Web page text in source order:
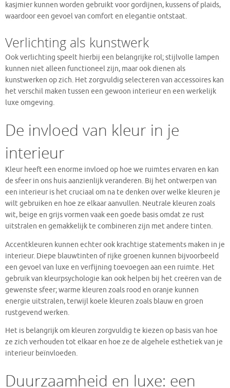
kasjmier kunnen worden gebruikt voor gordijnen, kussens of plaids,
waardoor een gevoel van comfort en elegantie ontstaat.
Verlichting als kunstwerk
Ook verlichting speelt hierbij een belangrijke rol; stijlvolle lampen
kunnen niet alleen functioneel zijn, maar ook dienen als
kunstwerken op zich. Het zorgvuldig selecteren van accessoires kan
het verschil maken tussen een gewoon interieur en een werkelijk
luxe omgeving.
De invloed van kleur in je
interieur
Kleur heeft een enorme invloed op hoe we ruimtes ervaren en kan
de sfeer in ons huis aanzienlijk veranderen. Bij het ontwerpen van
een interieur is het cruciaal om na te denken over welke kleuren je
wilt gebruiken en hoe ze elkaar aanvullen. Neutrale kleuren zoals
wit, beige en grijs vormen vaak een goede basis omdat ze rust
uitstralen en gemakkelijk te combineren zijn met andere tinten.
Accentkleuren kunnen echter ook krachtige statements maken in je
interieur. Diepe blauwtinten of rijke groenen kunnen bijvoorbeeld
een gevoel van luxe en verfijning toevoegen aan een ruimte. Het
gebruik van kleurpsychologie kan ook helpen bij het creëren van de
gewenste sfeer; warme kleuren zoals rood en oranje kunnen
energie uitstralen, terwijl koele kleuren zoals blauw en groen
rustgevend werken.
Het is belangrijk om kleuren zorgvuldig te kiezen op basis van hoe
ze zich verhouden tot elkaar en hoe ze de algehele esthetiek van je
interieur beïnvloeden.
Duurzaamheid en luxe: een